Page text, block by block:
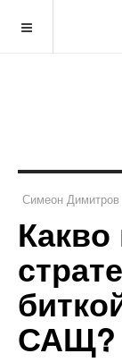
Симеон Димитров
САЩ?